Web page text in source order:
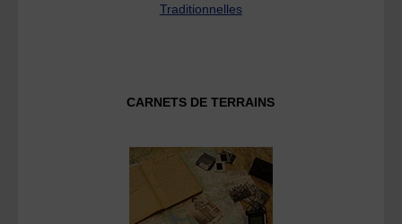
Traditionnelles
CARNETS DE TERRAINS